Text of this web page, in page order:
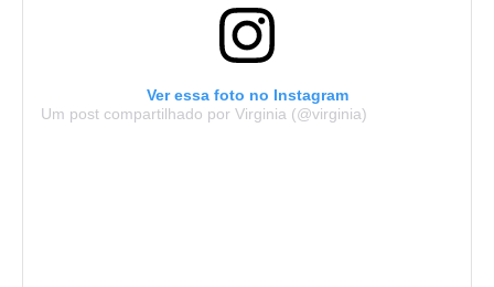
Ver essa foto no Instagram
Um post compartilhado por Virginia (@virginia)